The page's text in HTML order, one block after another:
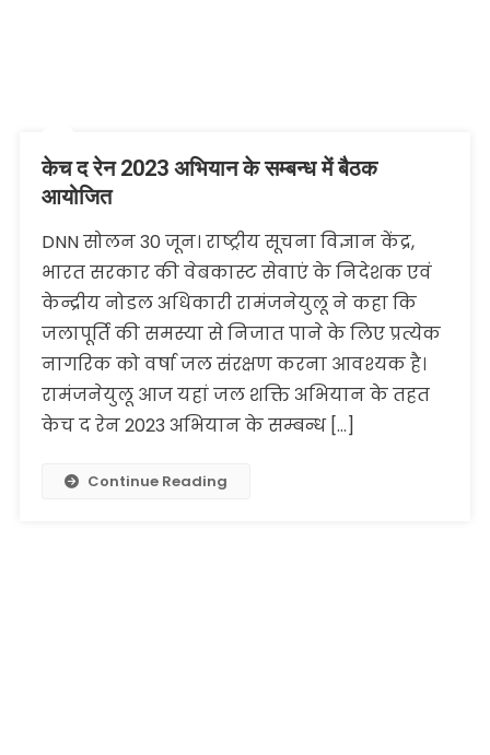
केच द रेन 2023 अभियान के सम्बन्ध में बैठक
आयोजित
DNN सोलन 30 जून। राष्ट्रीय सूचना विज्ञान केंद्र,
भारत सरकार की वेबकास्ट सेवाएं के निदेशक एवं
केन्द्रीय नोडल अधिकारी रामंजनेयुलू ने कहा कि
जलापूर्ति की समस्या से निजात पाने के लिए प्रत्येक
नागरिक को वर्षा जल संरक्षण करना आवश्यक है।
रामंजनेयुलू आज यहां जल शक्ति अभियान के तहत
केच द रेन 2023 अभियान के सम्बन्ध […]
Continue Reading